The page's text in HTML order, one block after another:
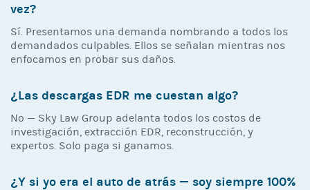
vez?
Sí. Presentamos una demanda nombrando a todos los
demandados culpables. Ellos se señalan mientras nos
enfocamos en probar sus daños.
¿Las descargas EDR me cuestan algo?
No — Sky Law Group adelanta todos los costos de
investigación, extracción EDR, reconstrucción, y
expertos. Solo paga si ganamos.
¿Y si yo era el auto de atrás — soy siempre 100%